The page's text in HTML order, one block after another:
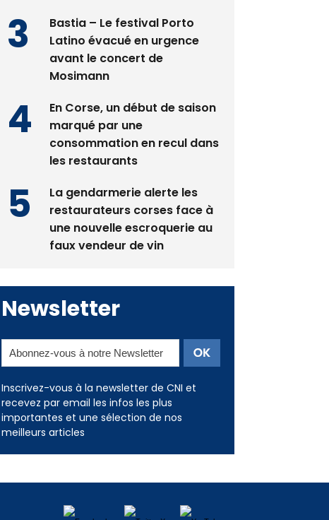
pas avant 2081
Bastia – Le festival Porto
Latino évacué en urgence
Mosimann
En Corse, un début de saison
marqué par une
les restaurants
La gendarmerie alerte les
restaurateurs corses face à
Newsletter
Inscrivez-vous à la newsletter de CNI et
recevez par email les infos les plus
importantes et une sélection de nos